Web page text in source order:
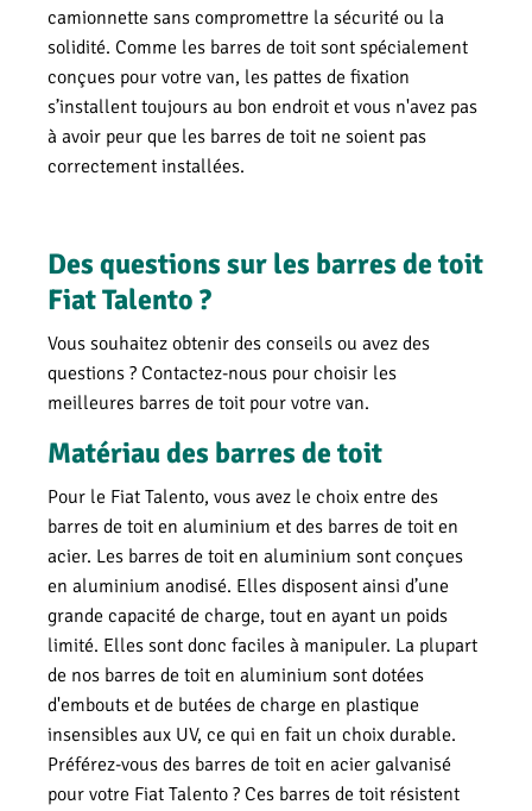
camionnette sans compromettre la sécurité ou la
solidité. Comme les barres de toit sont spécialement
conçues pour votre van, les pattes de fixation
s’installent toujours au bon endroit et vous n'avez pas
à avoir peur que les barres de toit ne soient pas
correctement installées.
Des questions sur les barres de toit
Fiat Talento ?
Vous souhaitez obtenir des conseils ou avez des
questions ? Contactez-nous pour choisir les
meilleures barres de toit pour votre van.
Matériau des barres de toit
Pour le Fiat Talento, vous avez le choix entre des
barres de toit en aluminium et des barres de toit en
acier. Les barres de toit en aluminium sont conçues
en aluminium anodisé. Elles disposent ainsi d’une
grande capacité de charge, tout en ayant un poids
limité. Elles sont donc faciles à manipuler. La plupart
de nos barres de toit en aluminium sont dotées
d'embouts et de butées de charge en plastique
insensibles aux UV, ce qui en fait un choix durable.
Préférez-vous des barres de toit en acier galvanisé
pour votre Fiat Talento ? Ces barres de toit résistent